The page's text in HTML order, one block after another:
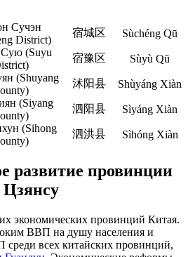
Сучэн
District)
宿城区
Sùchéng Qū
(Suyu
宿豫区
Sùyù Qū
(Shuyang
沭阳县
Shùyáng Xiàn
(Siyang
泗阳县
Sìyáng Xiàn
(Sihong
泗洪县 Sìhóng Xiàn
развитие провинции
Цзянсу
экономических провинций Китая.
ВВП на душу населения и
всех китайских провинций,